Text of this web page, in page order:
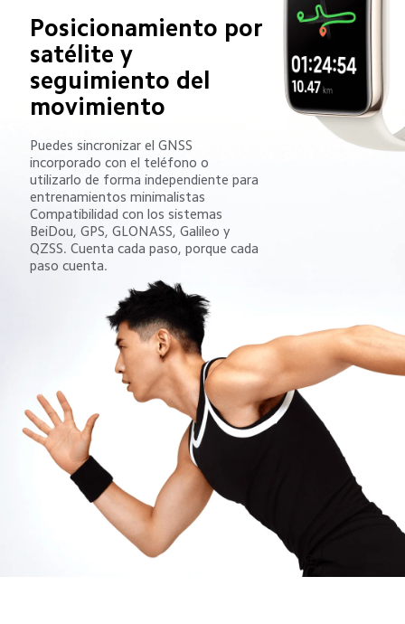
Posicionamiento por
satélite y
seguimiento del
movimiento
Puedes sincronizar el GNSS
incorporado con el teléfono o
utilizarlo de forma independiente para
entrenamientos minimalistas
Compatibilidad con los sistemas
BeiDou, GPS, GLONASS, Galileo y
QZSS. Cuenta cada paso, porque cada
paso cuenta.